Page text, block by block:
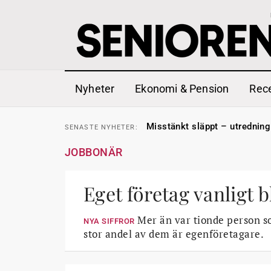
Nyheter Ekonomi & Pension
SENASTE NYHETER: Misstänkt släppt –
SENASTE NYHETER:
SENASTENYHETER:
NYHETER: Liten höjning av
SENASTENYHETER: Misstänkt släppt –
JOBBONÄR
Eget företag vanligt
NYA SIFFROR Mer än var tionde person
stor andel av dem är egenföretagare.